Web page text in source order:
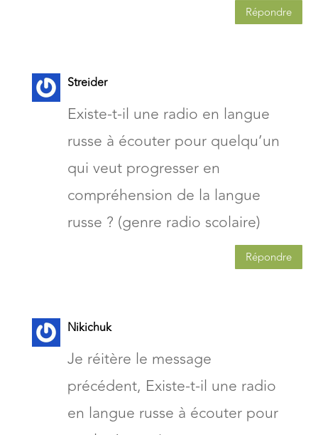
Répondre
Streider
Existe-t-il une radio en langue
russe à écouter pour quelqu’un
qui veut progresser en
compréhension de la langue
russe ? (genre radio scolaire)
Répondre
Nikichuk
Je réitère le message
précédent, Existe-t-il une radio
en langue russe à écouter pour